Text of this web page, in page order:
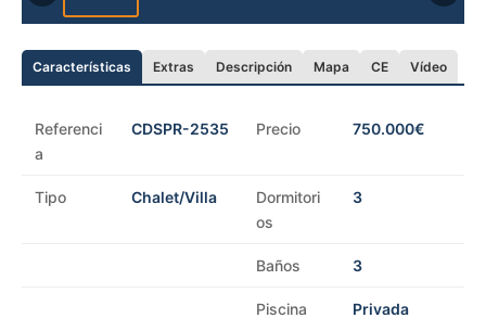
Características Extras Descripción Mapa CE Vídeo
Referenci
a
CDSPR-2535 Precio 750.000€
Tipo Chalet/Villa
Dormitori
os
3
Baños 3
Piscina Privada